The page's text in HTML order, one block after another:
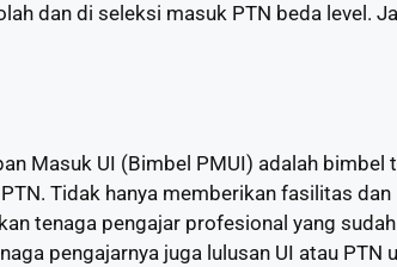
dan di seleksi masuk PTN beda level.
Masuk UI (Bimbel PMUI) adalah
Tidak hanya memberikan fasilitas
tenaga pengajar profesional yang
pengajarnya juga lulusan UI atau